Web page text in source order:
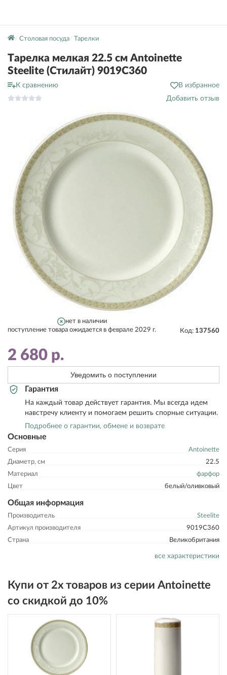
Столовая посуда Тарелки
Тарелка мелкая 22.5 см Antoinette
Steelite (Стилайт) 9019C360
К сравнению
В избранное
Добавить отзыв
Основные
Серия
Antoinette
Диаметр, см
22.5
Материал
фарфор
Цвет
белый/оливковый
Общая информация
Производитель
Steelite
Артикул производителя
9019C360
Страна
Великобритания
все характеристики
нет в наличии
поступление товара ожидается в феврале 2029 г.
Код: 137560
2 680 р.
Уведомить о поступлении
Гарантия
На каждый товар действует гарантия. Мы всегда идем
навстречу клиенту и помогаем решить спорные ситуации.
Подробнее о гарантии, обмене и возврате
Купи от 2х товаров из серии Antoinette
со скидкой до 10%